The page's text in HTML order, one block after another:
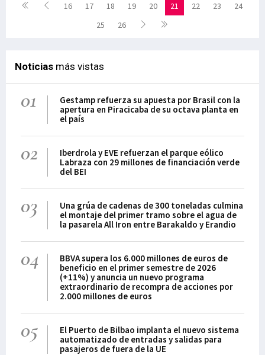
16 17 18 19 20 21 22 23
24
25
26
Noticias más vistas
01
Gestamp refuerza su apuesta por Brasil con la
apertura en Piracicaba de su octava planta en
el país
02
Iberdrola y EVE refuerzan el parque eólico
Labraza con 29 millones de financiación verde
del BEI
03
Una grúa de cadenas de 300 toneladas culmina
el montaje del primer tramo sobre el agua de
la pasarela All Iron entre Barakaldo y Erandio
04
BBVA supera los 6.000 millones de euros de
beneficio en el primer semestre de 2026
(+11%) y anuncia un nuevo programa
extraordinario de recompra de acciones por
2.000 millones de euros
05
El Puerto de Bilbao implanta el nuevo sistema
automatizado de entradas y salidas para
pasajeros de fuera de la UE